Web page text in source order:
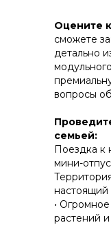
Оцените
сможете
детально
вопросы
семьей:
Поездка к
мини-
настоящий
•
растений
(дерево-
скрытом
ПРАКТИЧНОСТЬ И
КОНСТРУКТИВ